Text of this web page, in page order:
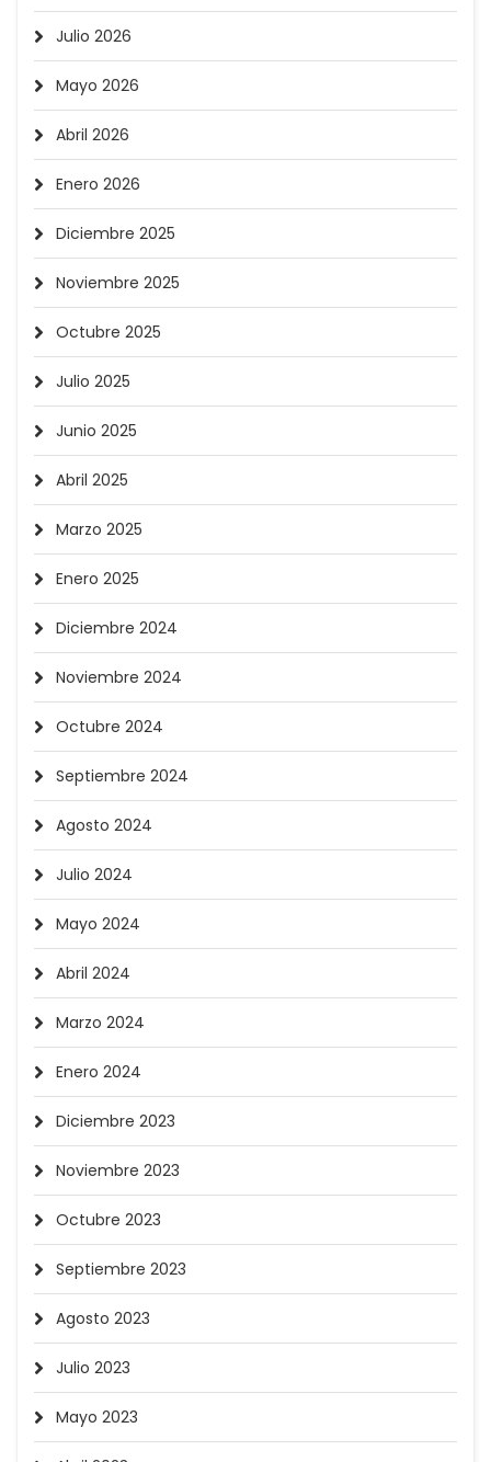
Julio 2026
Mayo 2026
Abril 2026
Enero 2026
Diciembre 2025
Noviembre 2025
Octubre 2025
Julio 2025
Junio 2025
Abril 2025
Marzo 2025
Enero 2025
Diciembre 2024
Noviembre 2024
Octubre 2024
Septiembre 2024
Agosto 2024
Julio 2024
Mayo 2024
Abril 2024
Marzo 2024
Enero 2024
Diciembre 2023
Noviembre 2023
Octubre 2023
Septiembre 2023
Agosto 2023
Julio 2023
Mayo 2023